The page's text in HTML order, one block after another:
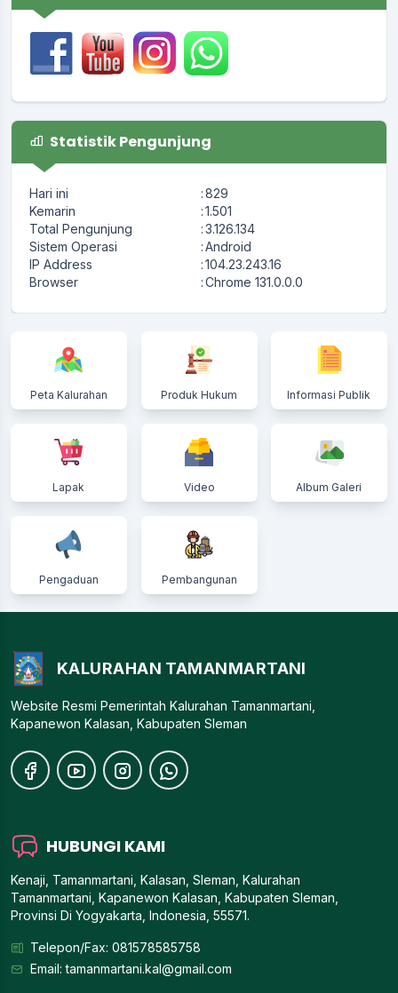
Statistik Pengunjung
Hari ini :829
Kemarin
:1.501
Total Pengunjung
:3.126.134
Sistem Operasi
:Android
IP Address
:104.23.243.16
Browser
:Chrome 131.0.0.0
Peta Kalurahan Produk Hukum Informasi Publik
Lapak Video Album Galeri
Pengaduan Pembangunan
KALURAHAN TAMANMARTANI
Website Resmi Pemerintah Kalurahan Tamanmartani,
Kapanewon Kalasan, Kabupaten Sleman
HUBUNGI KAMI
Kenaji, Tamanmartani, Kalasan, Sleman, Kalurahan
Tamanmartani, Kapanewon Kalasan, Kabupaten Sleman,
Provinsi Di Yogyakarta, Indonesia, 55571.
Telepon/Fax: 081578585758
Email:tamanmartani.kal@gmail.com